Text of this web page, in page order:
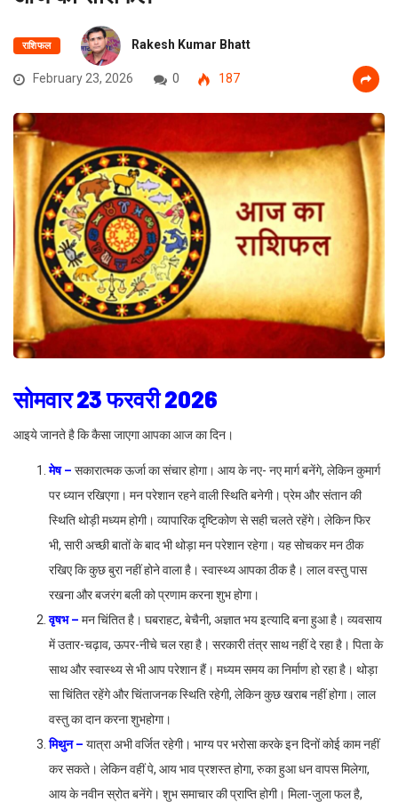
राशिफल Rakesh Kumar Bhatt
February 23, 2026 0 187
सोमवार 23 फरवरी 2026
आइये जानते है कि कैसा जाएगा आपका आज का दिन।
मेष – सकारात्मक ऊर्जा का संचार होगा। आय के नए- नए मार्ग बनेंगे, लेकिन कुमार्ग
पर ध्यान रखिएगा। मन परेशान रहने वाली स्थिति बनेगी। प्रेम और संतान की
स्थिति थोड़ी मध्यम होगी। व्यापारिक दृष्टिकोण से सही चलते रहेंगे। लेकिन फिर
भी, सारी अच्छी बातों के बाद भी थोड़ा मन परेशान रहेगा। यह सोचकर मन ठीक
रखिए कि कुछ बुरा नहीं होने वाला है। स्वास्थ्य आपका ठीक है। लाल वस्तु पास
रखना और बजरंग बली को प्रणाम करना शुभ होगा।
वृषभ – मन चिंतित है। घबराहट, बेचैनी, अज्ञात भय इत्यादि बना हुआ है। व्यवसाय
में उतार-चढ़ाव, ऊपर-नीचे चल रहा है। सरकारी तंत्र साथ नहीं दे रहा है। पिता के
साथ और स्वास्थ्य से भी आप परेशान हैं। मध्यम समय का निर्माण हो रहा है। थोड़ा
सा चिंतित रहेंगे और चिंताजनक स्थिति रहेगी, लेकिन कुछ खराब नहीं होगा। लाल
वस्तु का दान करना शुभहोगा।
मिथुन – यात्रा अभी वर्जित रहेगी। भाग्य पर भरोसा करके इन दिनों कोई काम नहीं
कर सकते। लेकिन वहीं पे, आय भाव प्रशस्त होगा, रुका हुआ धन वापस मिलेगा,
आय के नवीन स्रोत बनेंगे। शुभ समाचार की प्राप्ति होगी। मिला-जुला फल है,